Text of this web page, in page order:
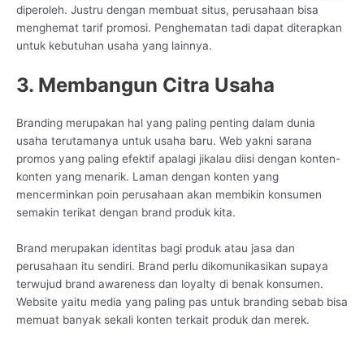
diperoleh. Justru dengan membuat situs, perusahaan bisa
menghemat tarif promosi. Penghematan tadi dapat diterapkan
untuk kebutuhan usaha yang lainnya.
3. Membangun Citra Usaha
Branding merupakan hal yang paling penting dalam dunia
usaha terutamanya untuk usaha baru. Web yakni sarana
promos yang paling efektif apalagi jikalau diisi dengan konten-
konten yang menarik. Laman dengan konten yang
mencerminkan poin perusahaan akan membikin konsumen
semakin terikat dengan brand produk kita.
Brand merupakan identitas bagi produk atau jasa dan
perusahaan itu sendiri. Brand perlu dikomunikasikan supaya
terwujud brand awareness dan loyalty di benak konsumen.
Website yaitu media yang paling pas untuk branding sebab bisa
memuat banyak sekali konten terkait produk dan merek.